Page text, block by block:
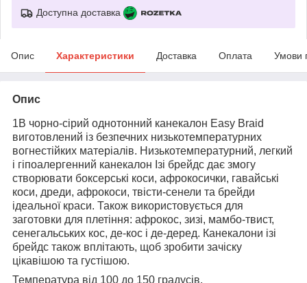
Доступна доставка
Опис Характеристики Доставка Оплата Умови
Опис
1В чорно-сірий однотонний канекалон Easy Braid
виготовлений із безпечних низькотемпературних
вогнестійких матеріалів. Низькотемпературний, легкий
і гіпоалергенний канекалон Ізі брейдс дає змогу
створювати боксерські коси, афрокосички, гавайські
коси, дреди, афрокоси, твісти-сенели та брейди
ідеальної краси. Також використовується для
заготовки для плетіння: афрокос, зизі, мамбо-твист,
сенегальських кос, де-кос і де-деред. Канекалони ізі
брейдс також вплітають, щоб зробити зачіску
цікавішою та густішою.
Температура від 100 до 150 градусів.